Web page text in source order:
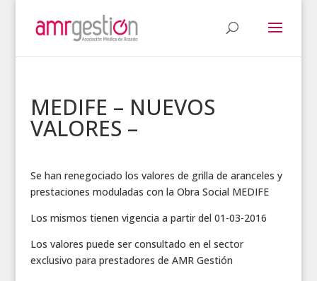
MEDIFE – NUEVOS
VALORES –
Se han renegociado los valores de grilla de aranceles y
prestaciones moduladas con la Obra Social MEDIFE
Los mismos tienen vigencia a partir del 01-03-2016
Los valores puede ser consultado en el sector
exclusivo para prestadores de AMR Gestión